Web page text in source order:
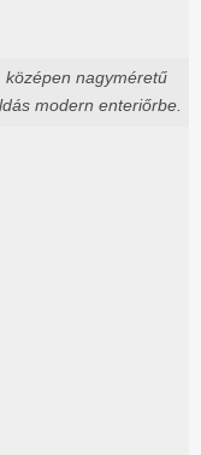
nagyméretű
modern enteriőrbe.